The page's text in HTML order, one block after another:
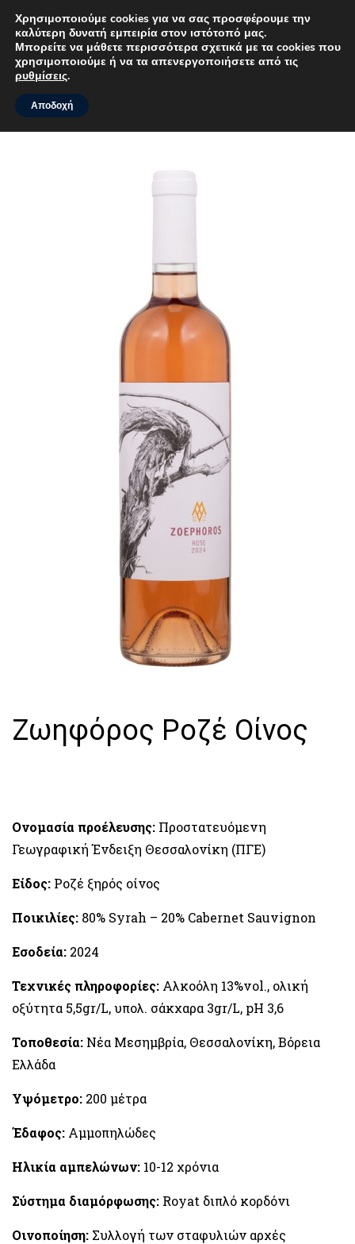
Ζωηφόρος Ροζέ Οίνος
Ονομασία προέλευσης: Προστατευόμενη
Γεωγραφική Ένδειξη Θεσσαλονίκη (ΠΓΕ)
Είδος: Ροζέ ξηρός οίνος
Ποικιλίες: 80% Syrah – 20% Cabernet Sauvignon
Εσοδεία: 2024
Τεχνικές πληροφορίες: Αλκοόλη 13%vol., ολική
οξύτητα 5,5gr/L, υπολ. σάκχαρα 3gr/L, pH 3,6
Τοποθεσία: Νέα Μεσημβρία, Θεσσαλονίκη, Βόρεια
Ελλάδα
Υψόμετρο: 200 μέτρα
Έδαφος: Αμμοπηλώδες
Ηλικία αμπελώνων: 10-12 χρόνια
Σύστημα διαμόρφωσης: Royat διπλό κορδόνι
Οινοποίηση: Συλλογή των σταφυλιών αρχές
Χρησιμοποιούμε cookies για να σας προσφέρουμε την
καλύτερη δυνατή εμπειρία στον ιστότοπό μας.
Μπορείτε να μάθετε περισσότερα σχετικά με τα cookies που
χρησιμοποιούμε ή να τα απενεργοποιήσετε από τις
ρυθμίσεις.
Αποδοχή